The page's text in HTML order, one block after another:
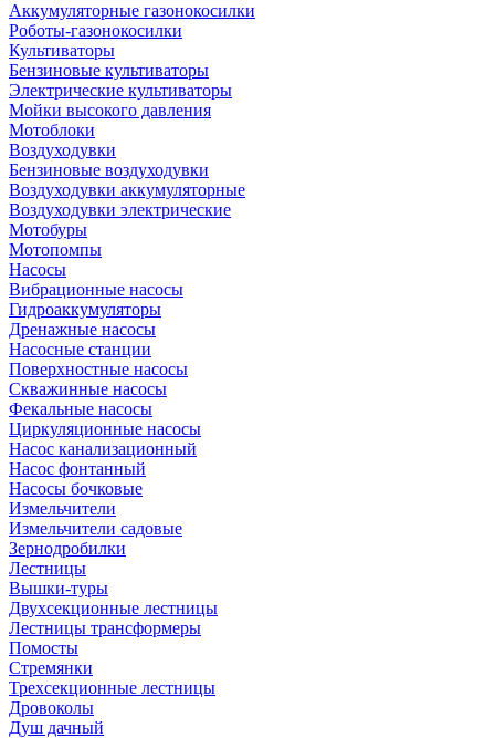
Аккумуляторные газонокосилки
Роботы-газонокосилки
Культиваторы
Бензиновые культиваторы
Электрические культиваторы
Мойки высокого давления
Мотоблоки
Воздуходувки
Бензиновые воздуходувки
Воздуходувки аккумуляторные
Воздуходувки электрические
Мотобуры
Мотопомпы
Насосы
Вибрационные насосы
Гидроаккумуляторы
Дренажные насосы
Насосные станции
Поверхностные насосы
Скважинные насосы
Фекальные насосы
Циркуляционные насосы
Насос канализационный
Насос фонтанный
Насосы бочковые
Измельчители
Измельчители садовые
Зернодробилки
Лестницы
Вышки-туры
Двухсекционные лестницы
Лестницы трансформеры
Помосты
Стремянки
Трехсекционные лестницы
Дровоколы
Душ дачный